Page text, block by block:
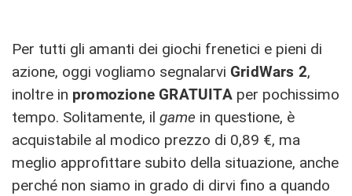
Per tutti gli amanti dei giochi frenetici e pieni di
azione, oggi vogliamo segnalarvi GridWars 2,
inoltre in promozione GRATUITAper pochissimo
tempo. Solitamente, il game in questione, è
acquistabile al modico prezzo di 0,89 €, ma
meglio approfittare subito della situazione, anche
perché non siamo in grado di dirvi fino a quando